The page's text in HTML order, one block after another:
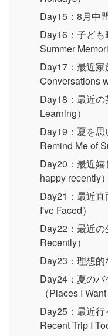
Day15：8月中
Day16：子ど
Summer
Day17：最近
Conversations
Day18：最近
Learning）
Day19：夏を
Remind Me of
Day20：最近
happy recently）
Day21：最近
I've Faced）
Day22：最近
Recently）
Day23：理想的
Day24：夏の
（Places I
Day25：最近
Recent Trip I